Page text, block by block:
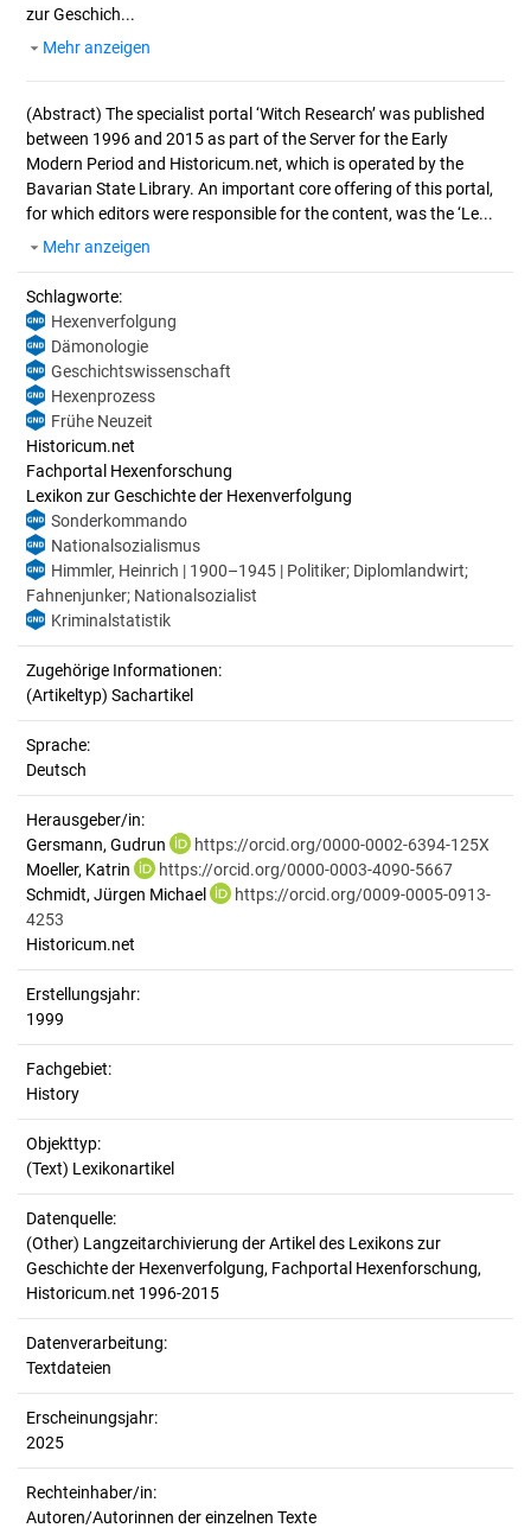
zur Geschich...
Mehr anzeigen
(Abstract) The specialist portal ‘Witch Research’ was published
between 1996 and 2015 as part of the Server for the Early
Modern Period and Historicum.net, which is operated by the
Bavarian State Library. An important core offering of this portal,
for which editors were responsible for the content, was the ‘Le...
Mehr anzeigen
Schlagworte:
Hexenverfolgung
Dämonologie
Geschichtswissenschaft
Hexenprozess
Frühe Neuzeit
Historicum.net
Fachportal Hexenforschung
Lexikon zur Geschichte der Hexenverfolgung
Sonderkommando
Nationalsozialismus
Himmler, Heinrich | 1900–1945 | Politiker; Diplomlandwirt;
Fahnenjunker; Nationalsozialist
Kriminalstatistik
Zugehörige Informationen:
(Artikeltyp) Sachartikel
Sprache:
Deutsch
Herausgeber/in:
Gersmann, Gudrun
https://orcid.org/0000-0002-6394-125X
Moeller, Katrin
https://orcid.org/0000-0003-4090-5667
Schmidt, Jürgen Michael
https://orcid.org/0009-0005-0913-
4253
Historicum.net
Erstellungsjahr:
1999
Fachgebiet:
History
Objekttyp:
(Text) Lexikonartikel
Datenquelle:
(Other) Langzeitarchivierung der Artikel des Lexikons zur
Geschichte der Hexenverfolgung, Fachportal Hexenforschung,
Historicum.net 1996-2015
Datenverarbeitung:
Textdateien
Erscheinungsjahr:
2025
Rechteinhaber/in:
Autoren/Autorinnen der einzelnen Texte